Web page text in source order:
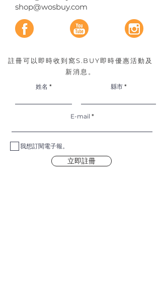
shop@wosbuy.com
註冊可以即時收到窩S.BUY即時優惠活動及
新消息。
姓名 縣市
E-mail
我想訂閱電子報。
立即註冊